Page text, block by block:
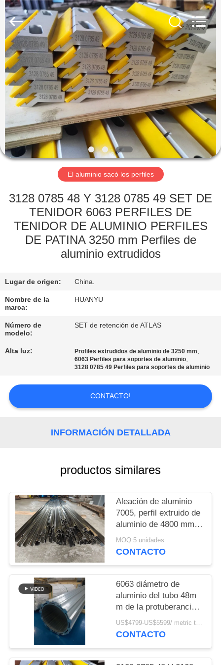
HOGAR
PRODUCTOS
SOBRE
NOSOTROS
VIAJE
LA
FÁBRICA
CONTROL
ÉNTRENOS
EN
CONTACTO
CON
NOTICIAS
DEL
SITIO
POLÍTICAS
DE
PRIVACIDAD
Chongqing
Huanyu
Aluminum
Material
Ltd..
All
Rights
Reserved.
El aluminio sacó los perfiles
3128 0785 48 Y 3128 0785 49 SET DE
TENIDOR 6063 PERFILES DE
TENIDOR DE ALUMINIO PERFILES
DE PATINA 3250 mm Perfiles de
aluminio extrudidos
Lugar de origen: China.
Nombre de la
marca:
HUANYU
Número de
modelo:
SET de retención de ATLAS
Alta luz: Profiles extrudidos de aluminio de 3250 mm,
6063 Perfiles para soportes de aluminio,
3128 0785 49 Perfiles para soportes de aluminio
CONTACTO!
INFORMACIÓN DETALLADA
productos similares
Aleación de aluminio
7005, perfil extruido de
aluminio de 4800 mm
de longitud para viga
de alimentación de
MOQ:5 unidades
CONTACTO
6063 diámetro de
aluminio del tubo 48m
m de la protuberancia
T5 para el recinto del
motor de DC
US$4799-US$5599/ metric ton MOQ:5 toneladas métricas
CONTACTO